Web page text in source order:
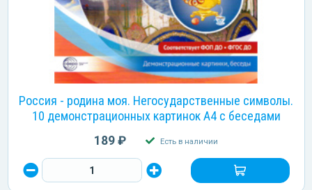
Россия - родина моя. Негосударственные символы.
10 демонстрационных картинок А4 с беседами
189 ₽ Есть в наличии